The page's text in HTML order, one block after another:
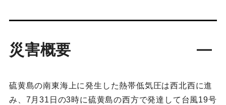
災害概要
硫黄島の南東海上に発生した熱帯低気圧は西北西に進
み、7月31日の3時に硫黄島の西方で発達して台風19号